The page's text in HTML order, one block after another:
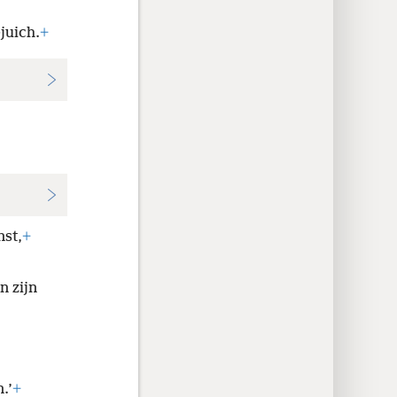
+
+
zijn
+